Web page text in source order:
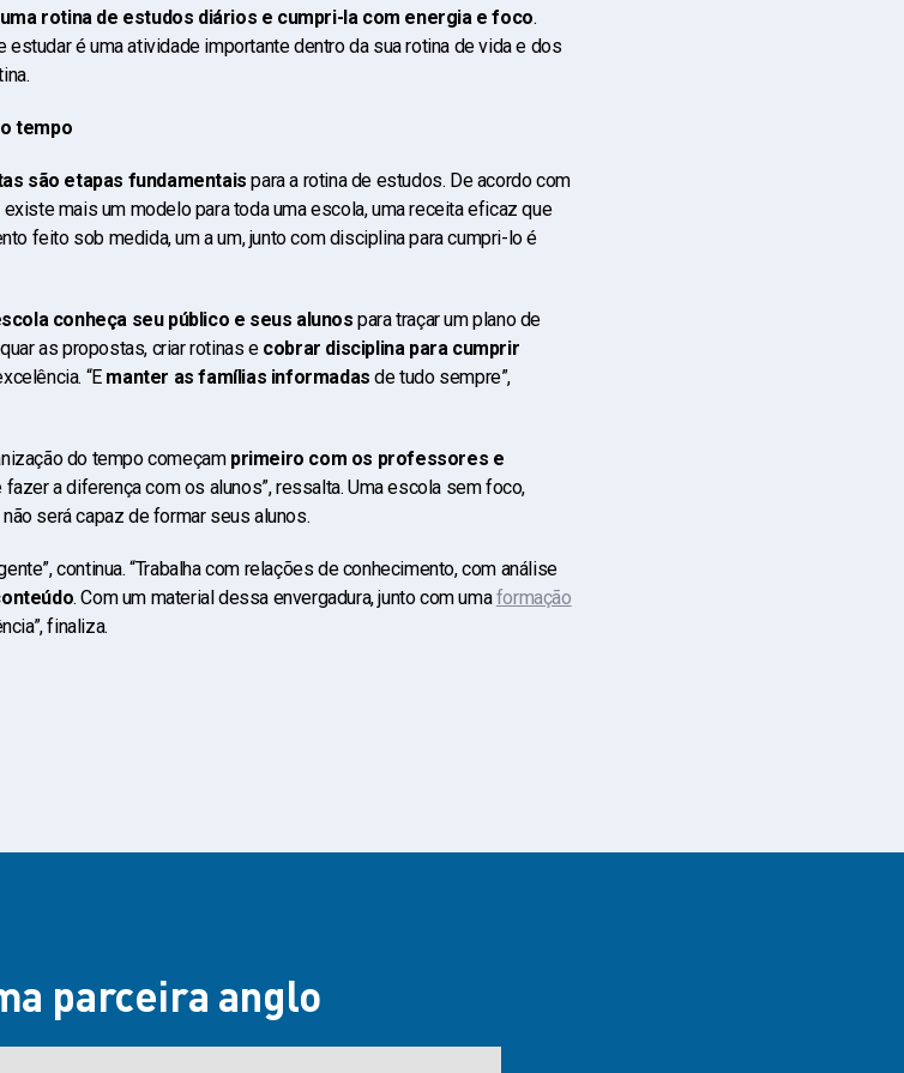
rotina de estudos diários e cumpri-la com energia e foco.
estudar é uma atividade importante dentro da sua rotina de vida e dos
tempo
são etapas fundamentais para a rotina de estudos. De acordo com
existe mais um modelo para toda uma escola, uma receita eficaz que
feito sob medida, um a um, junto com disciplina para cumpri-lo é
conheça seu público e seus alunos para traçar um plano de
as propostas, criar rotinas e cobrar disciplina para cumprir
“E manter as famílias informadas de tudo sempre”,
do tempo começam primeiro com os professores e
a diferença com os alunos”, ressalta. Uma escola sem foco,
será capaz de formar seus alunos.
continua. “Trabalha com relações de conhecimento, com análise
. Com um material dessa envergadura, junto com umaformação
finaliza.
parceira anglo